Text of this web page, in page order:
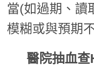
當(如過期、讀
模糊或與預期
醫院抽血查